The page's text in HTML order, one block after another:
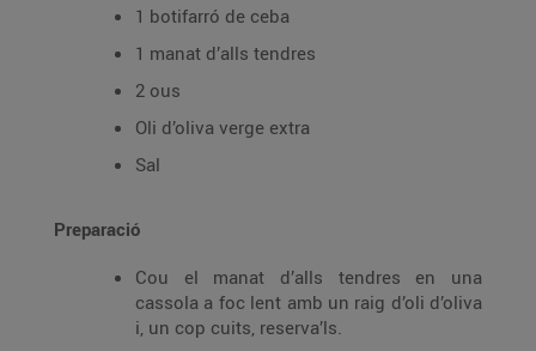
1 botifarró de ceba
1 manat d’alls tendres
2 ous
Oli d’oliva verge extra
Sal
Preparació
Cou el manat d’alls tendres en una
cassola a foc lent amb un raig d’oli d’oliva
i, un cop cuits, reserva’ls.